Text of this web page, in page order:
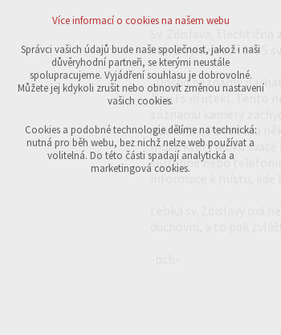
Sv. Zdislava,
která byla v roce 1995
„Dosud neznámý
činu i s ní utekl. Tento
záznamu kamery
a dodala: „Pokud má
muži, který lebku
služebně nebo
informace k místu,
Lebka sv. Zdislavy
duchovní, a to pak
analytická pro anonymizované vyhodnocení
návštěvnosti
marketingová cookies (Google,Sklik)
Více informací o cookies na našem webu
Přijmout všechny cookies
Odmítnout vše
Více informací o cookies na našem webu
Správci vašich údajů bude naše společnost, jakož i naši
důvěryhodní partneři, se kterými neustále
spolupracujeme. Vyjádření souhlasu je dobrovolné.
Můžete jej kdykoli zrušit nebo obnovit změnou nastavení
vašich cookies.
Cookies a podobné technologie dělíme na technická:
nutná pro běh webu, bez nichž nelze web používat a
volitelná. Do této části spadají analytická a
marketingová cookies.